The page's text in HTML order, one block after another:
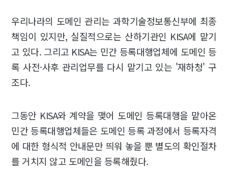
우리나라의 도메인 관리는 과학기술정보통신부에 최종
책임이 있지만, 실질적으로는 산하기관인 KISA에 맡기
고 있다. 그리고 KISA는 민간 등록대행업체에 도메인 등
록 사전·사후 관리업무를 다시 맡기고 있는 '재하청' 구
조다.
그동안 KISA와 계약을 맺어 도메인 등록대행을 맡아온
민간 등록대행업체들은 도메인 등록 과정에서 등록자격
에 대한 형식적 안내문만 띄워 놓을 뿐 별도의 확인절차
를 거치지 않고 도메인을 등록해줬다.